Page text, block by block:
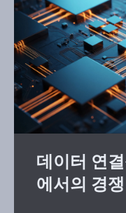
데이터 연
에서의 경쟁